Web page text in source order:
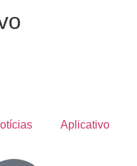
Aplicativo